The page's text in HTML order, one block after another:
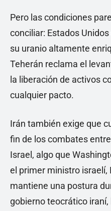
Pero las condiciones
conciliar: Estados
su uranio altamente
Teherán reclama el
la liberación de activos
cualquier pacto.
Irán también exige que
fin de los combates
Israel, algo que
el primer ministro israelí,
mantiene una postura
gobierno teocrático